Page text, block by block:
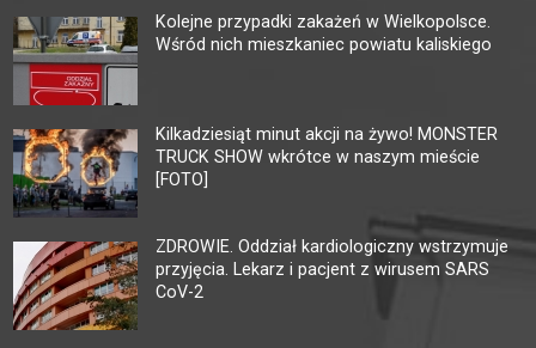
Kolejne przypadki zakażeń w Wielkopolsce.
Wśród nich mieszkaniec powiatu kaliskiego
Kilkadziesiąt minut akcji na żywo! MONSTER
TRUCK SHOW wkrótce w naszym mieście
[FOTO]
ZDROWIE. Oddział kardiologiczny wstrzymuje
przyjęcia. Lekarz i pacjent z wirusem SARS
CoV-2